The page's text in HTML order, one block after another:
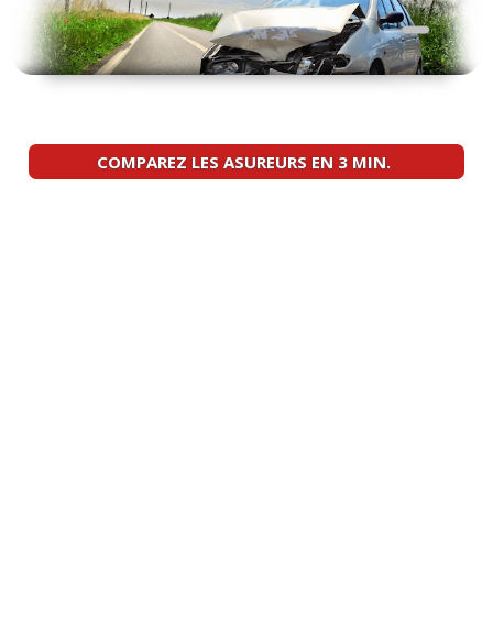
-- /20 1.1 CRDI 75 ch(2 )
COMPAREZ LES ASUREURS EN 3 MIN.